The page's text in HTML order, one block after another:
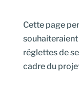
Cette page
réglettes de
cadre du